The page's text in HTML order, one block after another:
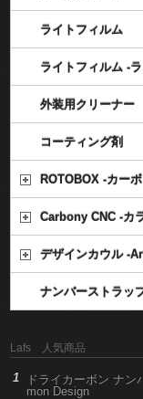
ライトフィルム
ライトフィルム -
外装用クリーナー
コーティング剤
ROTOBOX -カー
Carbony CNC -カ
デザインカウル -
ナンバーストラッ
Lafs 人気商品
ドライカーボン ナ
mon Design